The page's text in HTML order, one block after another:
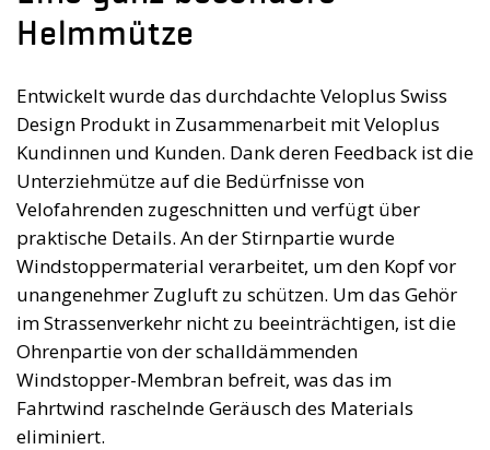
Helmmütze
Entwickelt wurde das durchdachte Veloplus Swiss
Design Produkt in Zusammenarbeit mit Veloplus
Kundinnen und Kunden. Dank deren Feedback ist die
Unterziehmütze auf die Bedürfnisse von
Velofahrenden zugeschnitten und verfügt über
praktische Details. An der Stirnpartie wurde
Windstoppermaterial verarbeitet, um den Kopf vor
unangenehmer Zugluft zu schützen. Um das Gehör
im Strassenverkehr nicht zu beeinträchtigen, ist die
Ohrenpartie von der schalldämmenden
Windstopper-Membran befreit, was das im
Fahrtwind raschelnde Geräusch des Materials
eliminiert.